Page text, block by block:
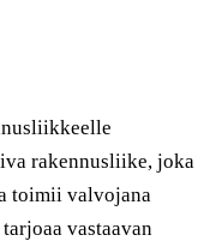
rakennusliike, joka
toimii valvojana
vastaavan